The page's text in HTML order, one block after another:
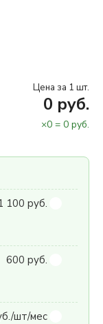
Цена за 1 шт.
0 руб.
×0 = 0 руб.
100 руб.
600 руб.
шт/мес